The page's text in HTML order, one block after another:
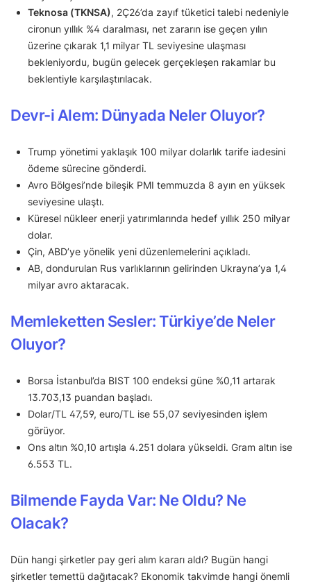
Teknosa (TKNSA), 2Ç26’da zayıf tüketici talebi nedeniyle
cironun yıllık %4 daralması, net zararın ise geçen yılın
üzerine çıkarak 1,1 milyar TL seviyesine ulaşması
bekleniyordu, bugün gelecek gerçekleşen rakamlar bu
beklentiyle karşılaştırılacak.
Devr-i Alem: Dünyada Neler Oluyor?
Trump yönetimi yaklaşık 100 milyar dolarlık tarife iadesini
ödeme sürecine gönderdi.
Avro Bölgesi’nde bileşik PMI temmuzda 8 ayın en yüksek
seviyesine ulaştı.
Küresel nükleer enerji yatırımlarında hedef yıllık 250 milyar
dolar.
Çin, ABD’ye yönelik yeni düzenlemelerini açıkladı.
AB, dondurulan Rus varlıklarının gelirinden Ukrayna’ya 1,4
milyar avro aktaracak.
Memleketten Sesler: Türkiye’de Neler
Oluyor?
Borsa İstanbul’da BIST 100 endeksi güne %0,11 artarak
13.703,13 puandan başladı.
Dolar/TL 47,59, euro/TL ise 55,07 seviyesinden işlem
görüyor.
Ons altın %0,10 artışla 4.251 dolara yükseldi. Gram altın ise
6.553 TL.
Bilmende Fayda Var: Ne Oldu? Ne
Olacak?
Dün hangi şirketler pay geri alım kararı aldı? Bugün hangi
şirketler temettü dağıtacak? Ekonomik takvimde hangi önemli